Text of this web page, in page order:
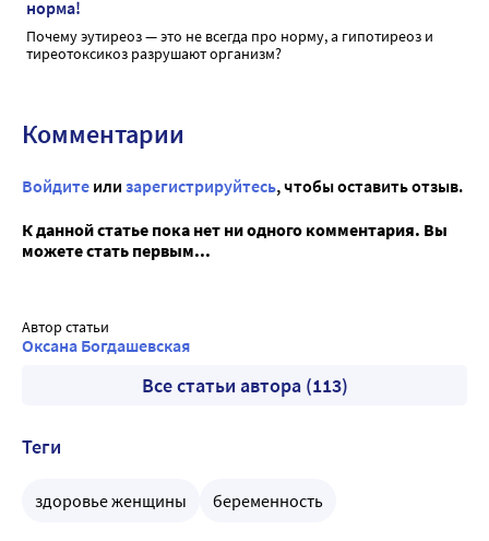
норма!
Почему эутиреоз — это не всегда про норму, а гипотиреоз и
тиреотоксикоз разрушают организм?
Комментарии
Войдите или зарегистрируйтесь, чтобы оставить отзыв.
К данной статье пока нет ни одного комментария. Вы
можете стать первым...
Автор статьи
Оксана Богдашевская
Все статьи автора (113)
Теги
здоровье женщины беременность